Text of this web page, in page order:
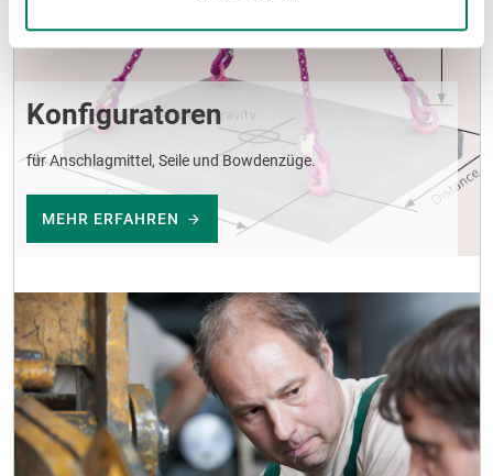
Konfiguratoren
für Anschlagmittel, Seile und Bowdenzüge.
MEHR ERFAHREN